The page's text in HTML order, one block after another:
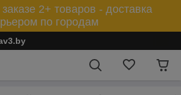
2+ товаров - доставка
по городам